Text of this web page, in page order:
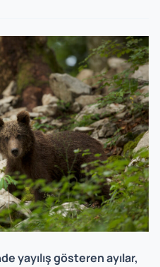
yayılış gösteren ayılar,